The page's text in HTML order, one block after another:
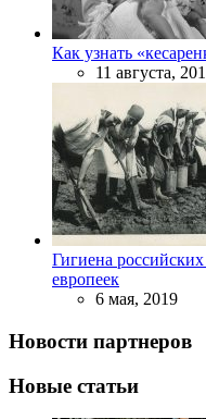
Как узнать
11 августа,
Гигиена
европеек
6 мая, 2019
Новости партнеров
Новые статьи